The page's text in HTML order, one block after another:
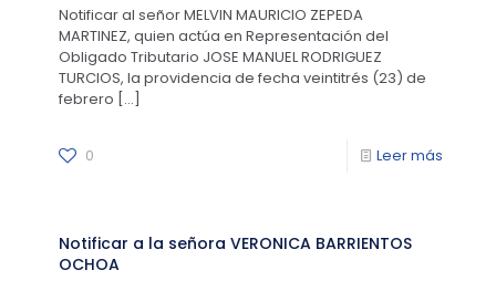
Notificar al señor MELVIN MAURICIO ZEPEDA
MARTINEZ, quien actúa en Representación del
Obligado Tributario JOSE MANUEL RODRIGUEZ
TURCIOS, la providencia de fecha veintitrés (23) de
febrero […]
0 Leer más
Notificar a la señora VERONICA BARRIENTOS
OCHOA